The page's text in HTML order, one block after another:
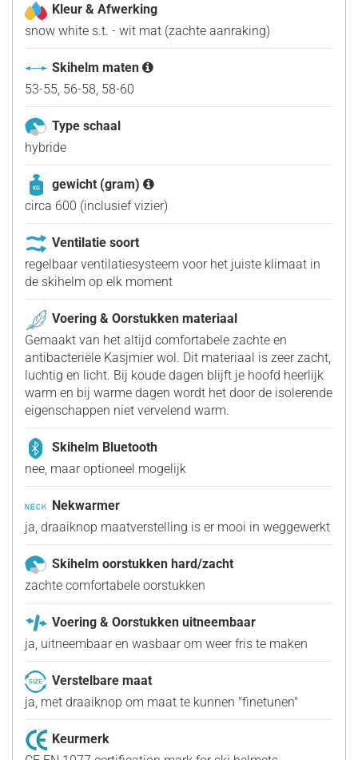
Kleur & Afwerking
snow white s.t. - wit mat (zachte aanraking)
Skihelm maten
53-55, 56-58, 58-60
Type schaal
hybride
gewicht (gram)
circa 600 (inclusief vizier)
Ventilatie soort
regelbaar ventilatiesysteem voor het juiste klimaat in
de skihelm op elk moment
Voering & Oorstukken materiaal
Gemaakt van het altijd comfortabele zachte en
antibacteriële Kasjmier wol. Dit materiaal is zeer zacht,
luchtig en licht. Bij koude dagen blijft je hoofd heerlijk
warm en bij warme dagen wordt het door de isolerende
eigenschappen niet vervelend warm.
Skihelm Bluetooth
nee, maar optioneel mogelijk
Nekwarmer
ja, draaiknop maatverstelling is er mooi in weggewerkt
Skihelm oorstukken hard/zacht
zachte comfortabele oorstukken
Voering & Oorstukken uitneembaar
ja, uitneembaar en wasbaar om weer fris te maken
Verstelbare maat
ja, met draaiknop om maat te kunnen "finetunen"
Keurmerk